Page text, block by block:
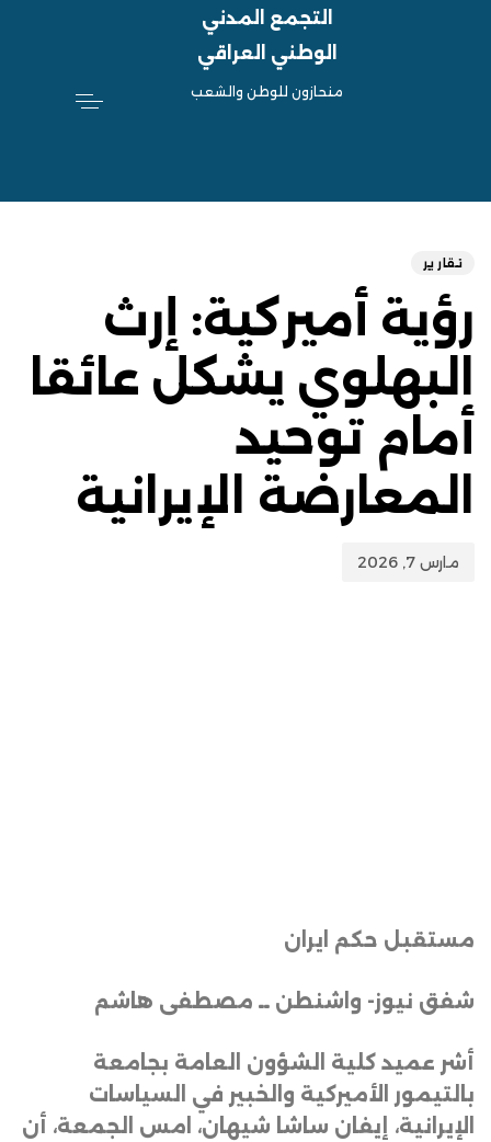
التجمع المدني
الوطني العراقي
منحازون للوطن والشعب
تقارير
رؤية أميركية: إرث
البهلوي يشكل عائقا
أمام توحيد
المعارضة الإيرانية
مارس 7, 2026
مستقبل حكم ايران
شفق نيوز- واشنطن ــ مصطفى هاشم
أشر عميد كلية الشؤون العامة بجامعة
بالتيمور الأميركية والخبير في السياسات
الإيرانية، إيفان ساشا شيهان، امس الجمعة، أن